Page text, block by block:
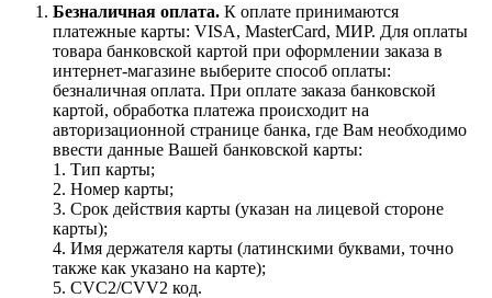
Безналичная оплата. К оплате принимаются
платежные карты: VISA, MasterCard, МИР. Для оплаты
товара банковской картой при оформлении заказа в
интернет-магазине выберите способ оплаты:
безналичная оплата. При оплате заказа банковской
картой, обработка платежа происходит на
авторизационной странице банка, где Вам необходимо
ввести данные Вашей банковской карты:
1. Тип карты;
2. Номер карты;
3. Срок действия карты (указан на лицевой стороне
карты);
4. Имя держателя карты (латинскими буквами, точно
также как указано на карте);
5. CVC2/CVV2 код.